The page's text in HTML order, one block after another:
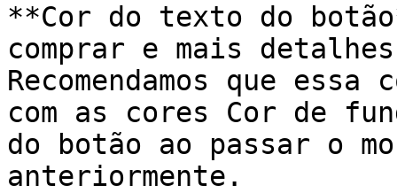
**Cor do texto do
comprar e mais
Recomendamos que
com as cores Cor de
do botão ao passar o
anteriormente.